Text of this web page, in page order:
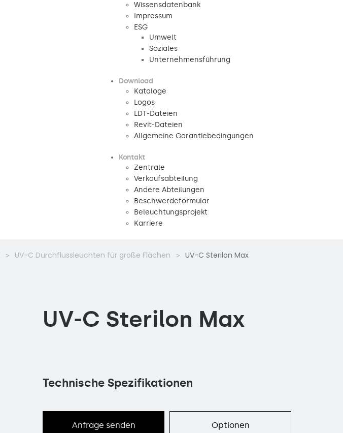
Wissensdatenbank
Impressum
ESG
Umwelt
Soziales
Unternehmensführung
Download
Kataloge
Logos
LDT-Dateien
Revit-Dateien
Allgemeine Garantiebedingungen
Kontakt
Zentrale
Verkaufsabteilung
Andere Abteilungen
Beschwerdeformular
Beleuchtungsprojekt
Karriere
UV-C Durchflussleuchten für große Flächen UV-C Sterilon Max
UV-C Sterilon Max
Technische Spezifikationen
Anfrage senden Optionen